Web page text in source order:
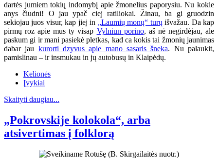
dartės jumiem tokių indomybį apie žmonelius paporysiu. Nu kokie
anys čiudni! O jau ypač ciej ratiliokai. Žinau, ba gi gruodzin
sekiojau juos visur, kap jiej in „Laumių monų“ turų išvažau. Da kap
pirmų roz apie mus ty visap Vylniun porino, aš nė negirdėjau, ale
paskum gi ir mani pasiekė pletkas, kad ca kokis tai žmonių jaunimas
dabar jau kurorti dzyvus apie mano sasaris šneka. Nu palaukit,
pamislinau – ir insmukau in jų autobusų in Klaipėdų.
Kelionės
Įvykiai
Skaityti daugiau...
„Pokrovskije kolokola“, arba
atsivertimas į folklorą